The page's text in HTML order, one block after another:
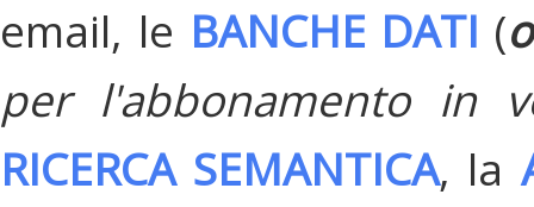
email, le BANCHE DATI (
per l'abbonamento in
RICERCA SEMANTICA, la